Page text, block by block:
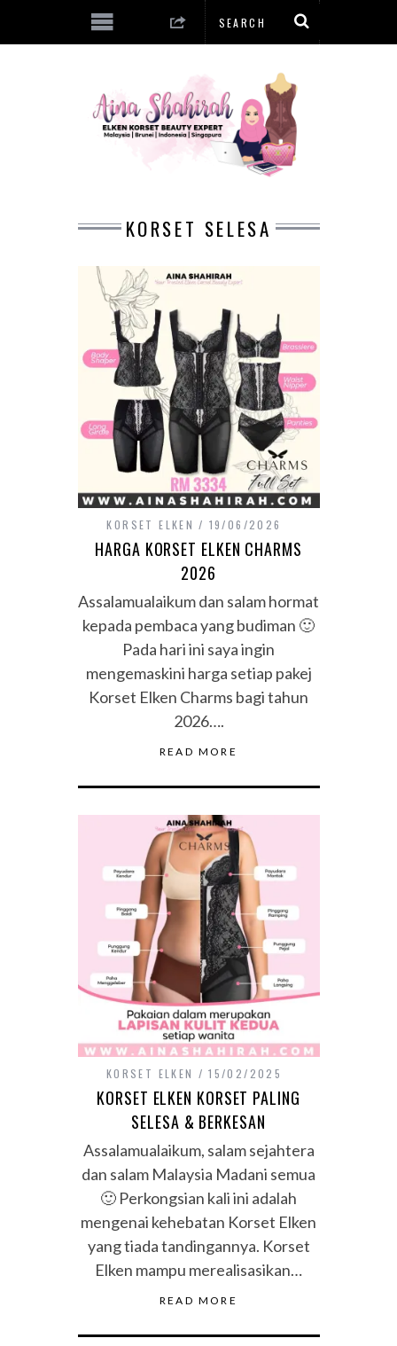
KORSET SELESA
KORSET ELKEN 19/06/2026
HARGA KORSET ELKEN CHARMS
2026
Assalamualaikum dan salam hormat
kepada pembaca yang budiman 🙂
Pada hari ini saya ingin
mengemaskini harga setiap pakej
Korset Elken Charms bagi tahun
2026….
READ MORE
KORSET ELKEN 15/02/2025
KORSET ELKEN KORSET PALING
SELESA & BERKESAN
Assalamualaikum, salam sejahtera
dan salam Malaysia Madani semua
🙂 Perkongsian kali ini adalah
mengenai kehebatan Korset Elken
yang tiada tandingannya. Korset
Elken mampu merealisasikan…
READ MORE